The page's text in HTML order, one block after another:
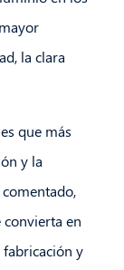
la clara
que más
y la
convierta en
fabricación y